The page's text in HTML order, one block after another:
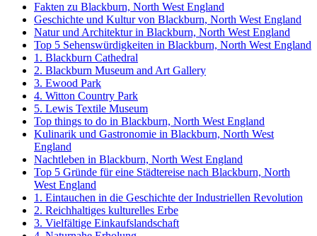
Fakten zu Blackburn, North West England
Geschichte und Kultur von Blackburn, North West England
Natur und Architektur in Blackburn, North West England
Top 5 Sehenswürdigkeiten in Blackburn, North West England
1. Blackburn Cathedral
2. Blackburn Museum and Art Gallery
3. Ewood Park
4. Witton Country Park
5. Lewis Textile Museum
Top things to do in Blackburn, North West England
Kulinarik und Gastronomie in Blackburn, North West
England
Nachtleben in Blackburn, North West England
Top 5 Gründe für eine Städtereise nach Blackburn, North
West England
1. Eintauchen in die Geschichte der Industriellen Revolution
2. Reichhaltiges kulturelles Erbe
3. Vielfältige Einkaufslandschaft